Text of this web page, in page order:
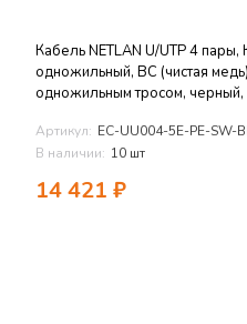
Кабель NETLAN U/UTP 4 пары,
одножильный, BC (чистая
одножильным тросом,
Артикул: EC-UU004-5E-PE-SW-
В наличии: 10 шт
14 421 ₽